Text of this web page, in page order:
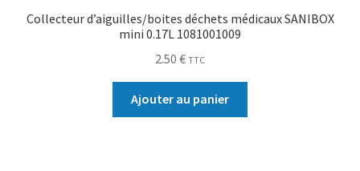
Collecteur d’aiguilles/boites déchets médicaux SANIBOX
mini 0.17L 1081001009
2.50 € TTC
Ajouter au panier